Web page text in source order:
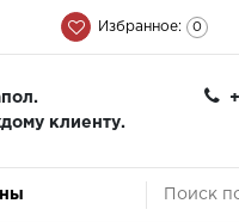
Избранное: 0
клиенту.